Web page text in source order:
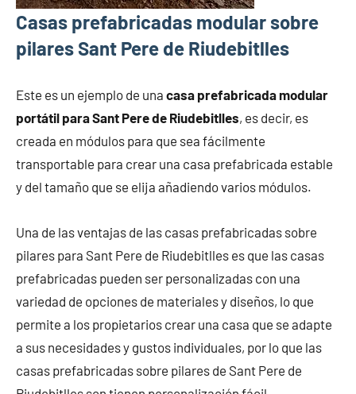
Casas prefabricadas modular sobre
pilares Sant Pere de Riudebitlles
Este es un ejemplo de una casa prefabricada modular
portátil para Sant Pere de Riudebitlles, es decir, es
creada en módulos para que sea fácilmente
transportable para crear una casa prefabricada estable
y del tamaño que se elija añadiendo varios módulos.
Una de las ventajas de las casas prefabricadas sobre
pilares para Sant Pere de Riudebitlles es que las casas
prefabricadas pueden ser personalizadas con una
variedad de opciones de materiales y diseños, lo que
permite a los propietarios crear una casa que se adapte
a sus necesidades y gustos individuales, por lo que las
casas prefabricadas sobre pilares de Sant Pere de